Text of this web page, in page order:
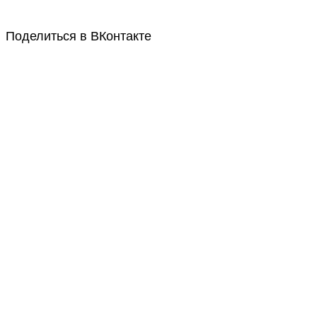
Поделиться в ВКонтакте